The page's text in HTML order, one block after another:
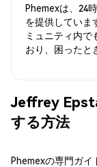
Phemexは、24
を提供していま
ミュニティ内で
おり、困ったと
Jeffrey
する方法
Phemexの専門ガイ